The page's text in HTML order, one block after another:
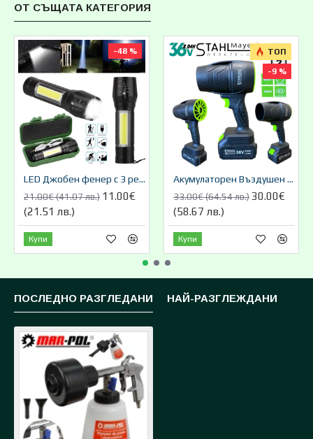
ОТ СЪЩАТА КАТЕГОРИЯ
-48 %
LED Джобен фенер с 3 режима , презареждаем, с USB кабел
21.00€ (41.07 лв.) 11.00€
(21.51 лв.)
Купи
ТОП
-9 %
Акумулаторен Въздушен Турбо Пистолет Мощен 36V 8,0AH STAHLMATER
33.00€ (64.54 лв.) 30.00€
(58.67 лв.)
Купи
ПОСЛЕДНО РАЗГЛЕДАНИ НАЙ-РАЗГЛЕЖДАНИ